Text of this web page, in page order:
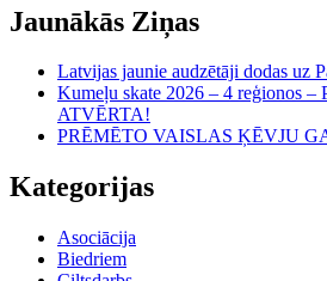
Jaunākās Ziņas
Latvijas jaunie audzētāji dodas uz
Kumeļu skate 2026 – 4 reģionos
ATVĒRTA!
PRĒMĒTO VAISLAS ĶĒVJU
Kategorijas
Asociācija
Biedriem